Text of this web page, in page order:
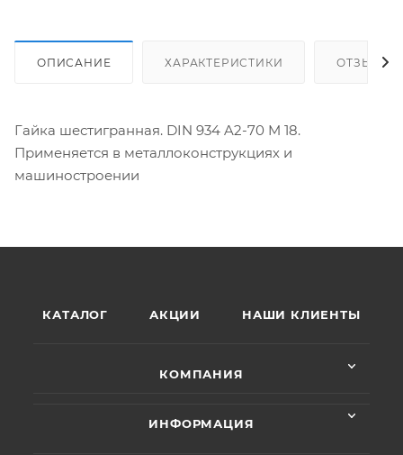
ОПИСАНИЕ ХАРАКТЕРИСТИКИ ОТЗЫВЫ
Гайка шестигранная. DIN 934 A2-70 M 18.
Применяется в металлоконструкциях и
машиностроении
КАТАЛОГ АКЦИИ НАШИ КЛИЕНТЫ
КОМПАНИЯ
ИНФОРМАЦИЯ